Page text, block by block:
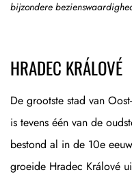
bijzondere
HRADEC KRÁLOVÉ
De grootste stad van
is tevens één van de
bestond al in de 10e
groeide Hradec Králové